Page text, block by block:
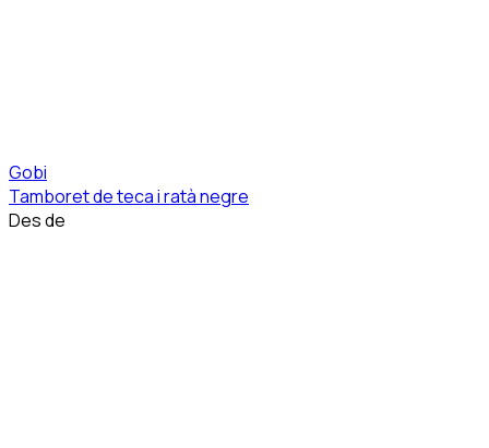
Gobi
Tamboret de teca i ratà negre
Des de